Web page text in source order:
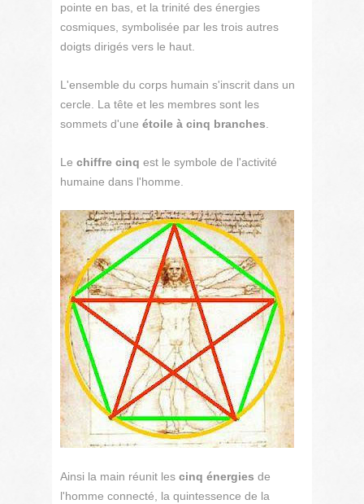
pointe en bas, et la trinité des énergies
cosmiques, symbolisée par les trois autres
doigts dirigés vers le haut.
L'ensemble du corps humain s'inscrit dans un
cercle. La tête et les membres sont les
sommets d'une étoile à cinq branches
Le chiffre cinq est le symbole de l'activité
humaine dans l'homme.
Ainsi la main réunit les cinq énergies de
l'homme connecté, la quintessence de la